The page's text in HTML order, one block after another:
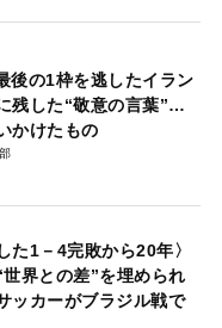
後の1枠を逃したイラン
残した“敬意の言葉”…
かけたもの
た1－4完敗から20年〉
界との差”を埋められ
カーがブラジル戦で